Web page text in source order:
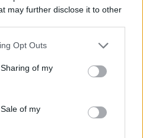
may further disclose it to other
app uses one or more Google
behaviour. You may click to
and its third-party tags to
purposes in below Google
Opt Outs
of my
of my